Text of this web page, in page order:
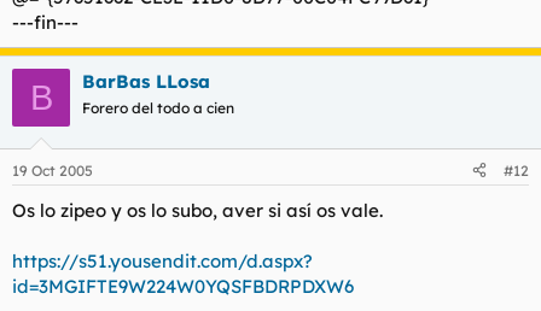
---fin---
B BarBas LLosa
Forero del todo a cien
19 Oct 2005 #12
Os lo zipeo y os lo subo, aver si así os vale.
https://s51.yousendit.com/d.aspx?
id=3MGIFTE9W224W0YQSFBDRPDXW6